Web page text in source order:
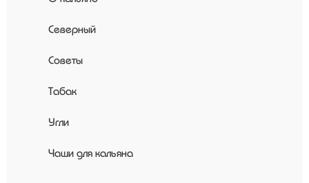
Северный
Советы
Табак
Угли
Чаши для кальяна